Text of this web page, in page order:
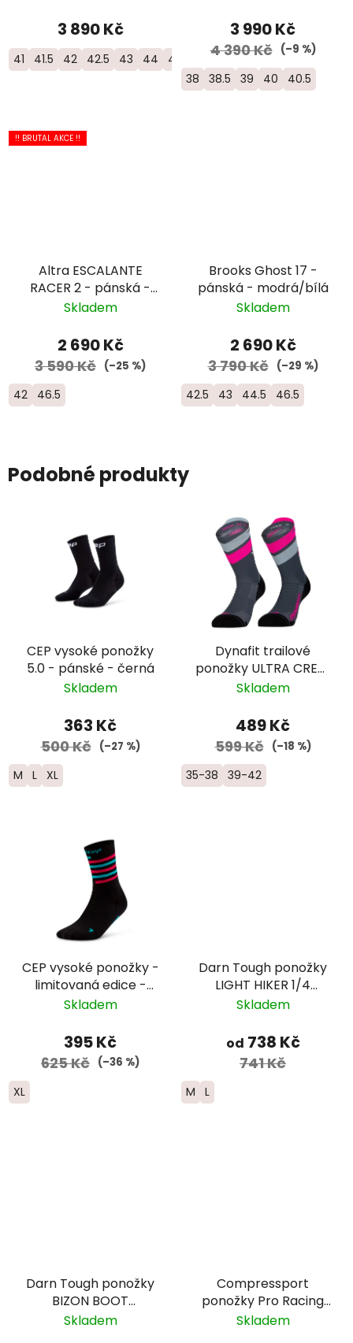
3 890 Kč
41 41.5 42 42.5 43 44 44.5 45 46 46.5 47 48
3 990 Kč
4 390 Kč (–9 %)
38 38.5 39 40 40.5
!! BRUTAL AKCE !!
Altra ESCALANTE
RACER 2 - pánská -
bílá/žlutá
Skladem
2 690 Kč
3 590 Kč (–25 %)
42 46.5
Brooks Ghost 17 -
pánská - modrá/bílá
Skladem
2 690 Kč
3 790 Kč (–29 %)
42.5 43 44.5 46.5
Podobné produkty
CEP vysoké ponožky
5.0 - pánské - černá
Skladem
363 Kč
500 Kč (–27 %)
M L XL
Dynafit trailové
ponožky ULTRA CREW
- šedá/růžová
Skladem
489 Kč
599 Kč (–18 %)
35-38 39-42
CEP vysoké ponožky -
limitovaná edice -
pánské - černá/
Skladem
395 Kč
625 Kč (–36 %)
XL
Darn Tough ponožky
LIGHT HIKER 1/4
Lightweight Merino -
modré/fialové
Skladem
od 738 Kč
741 Kč
M L
Darn Tough ponožky
BIZON BOOT
Midweight Merino -
Skladem
Compressport
ponožky Pro Racing
Run - fialová/žlutá
Skladem